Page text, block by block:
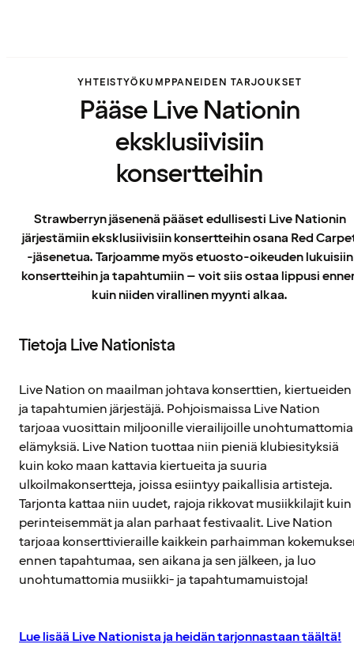
YHTEISTYÖKUMPPANEIDEN TARJOUKSET
Pääse Live Nationin
eksklusiivisiin
konsertteihin
Strawberryn jäsenenä pääset edullisesti Live Nationin
järjestämiin eksklusiivisiin konsertteihin osana Red
-jäsenetua. Tarjoamme myös etuosto-oikeuden lukuisiin
konsertteihin ja tapahtumiin – voit siis ostaa lippusi
kuin niiden virallinen myynti alkaa.
Tietoja Live Nationista
Live Nation on maailman johtava konserttien, kiertueiden
ja tapahtumien järjestäjä. Pohjoismaissa Live Nation
tarjoaa vuosittain miljoonille vierailijoille unohtumattomia
elämyksiä. Live Nation tuottaa niin pieniä klubiesityksiä
kuin koko maan kattavia kiertueita ja suuria
ulkoilmakonsertteja, joissa esiintyy paikallisia artisteja.
Tarjonta kattaa niin uudet, rajoja rikkovat musiikkilajit kuin
perinteisemmät ja alan parhaat festivaalit. Live Nation
tarjoaa konserttivieraille kaikkein parhaimman
ennen tapahtumaa, sen aikana ja sen jälkeen, ja luo
unohtumattomia musiikki- ja tapahtumamuistoja!
Lue lisää Live Nationista ja heidän tarjonnastaan täältä!